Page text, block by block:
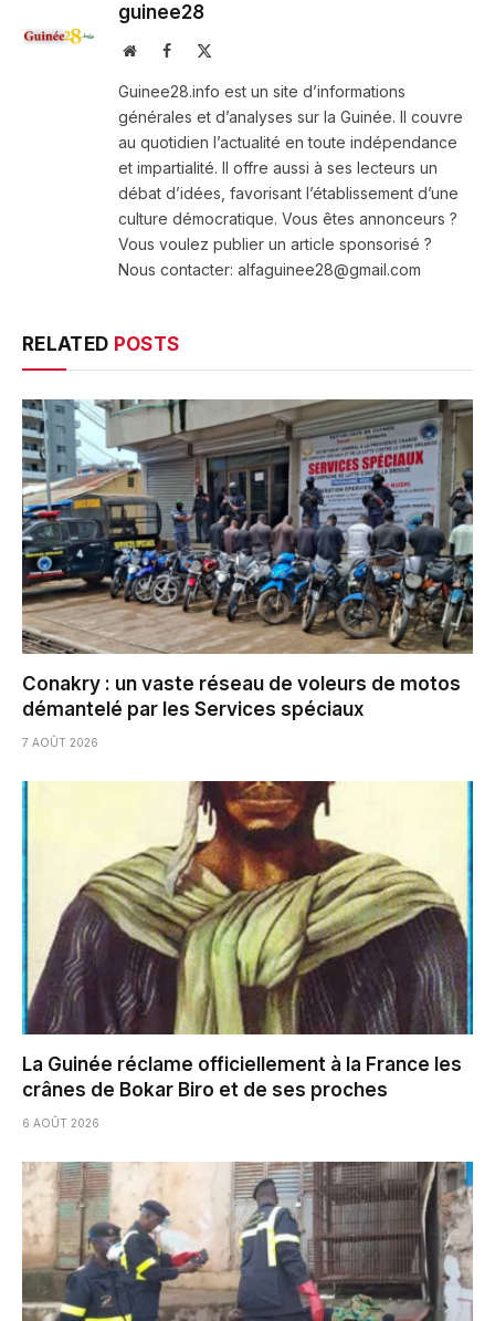
guinee28
WebsiteFacebook
Guinee28.info est un site d’informations
générales et d’analyses sur la Guinée. Il couvre
au quotidien l’actualité en toute indépendance
et impartialité. Il offre aussi à ses lecteurs un
débat d’idées, favorisant l’établissement d’une
culture démocratique. Vous êtes annonceurs ?
Vous voulez publier un article sponsorisé ?
Nous contacter: alfaguinee28@gmail.com
RELATED POSTS
Conakry : un vaste réseau de voleurs de motos
démantelé par les Services spéciaux
7 AOÛT 2026
La Guinée réclame officiellement à la France les
crânes de Bokar Biro et de ses proches
6 AOÛT 2026